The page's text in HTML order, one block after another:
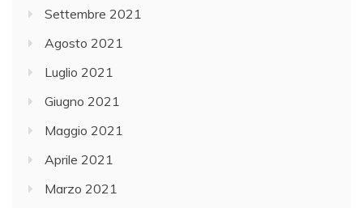
Settembre 2021
Agosto 2021
Luglio 2021
Giugno 2021
Maggio 2021
Aprile 2021
Marzo 2021